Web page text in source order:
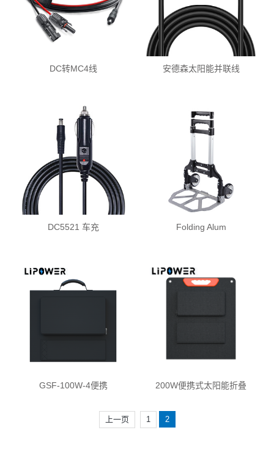
DC转MC4线 安德森太阳能并联线
DC5521 车充 Folding Alum
GSF-100W-4便携 200W便携式太阳能折叠
上一页 1 2